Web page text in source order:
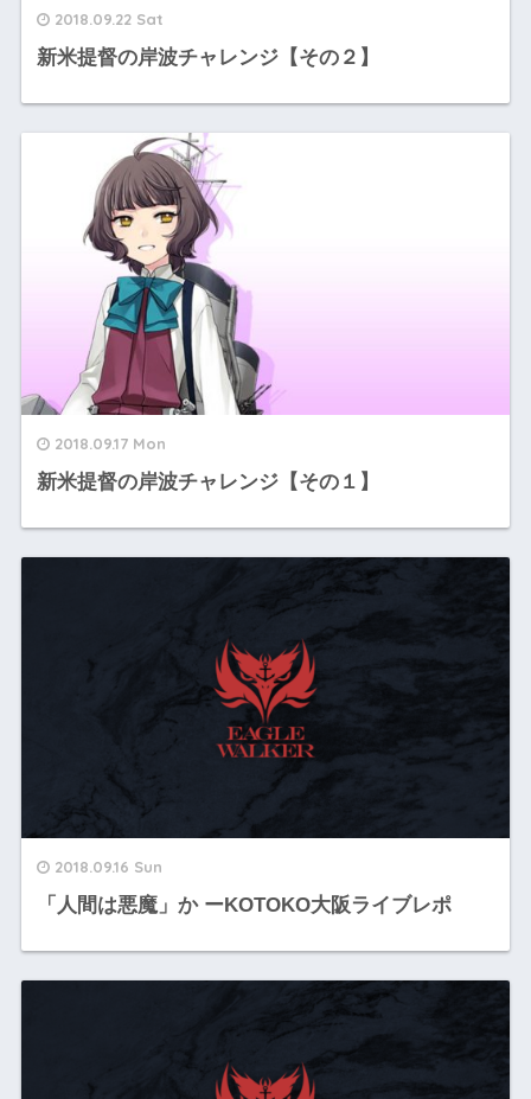
2018.09.22 Sat
新米提督の岸波チャレンジ【その２】
2018.09.17 Mon
新米提督の岸波チャレンジ【その１】
2018.09.16 Sun
「人間は悪魔」か ーKOTOKO大阪ライブレポ